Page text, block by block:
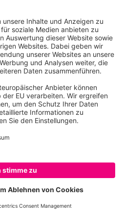
SPENDEN
Impressum
Presse
Newsletter
WWF Shop